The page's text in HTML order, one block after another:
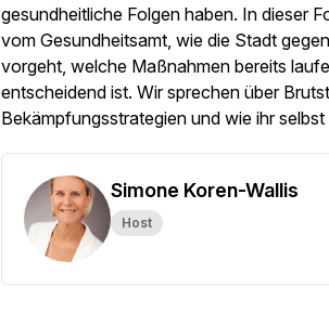
gesundheitliche Folgen haben. In dieser
vom Gesundheitsamt, wie die Stadt
vorgeht, welche Maßnahmen bereits
entscheidend ist. Wir sprechen über
Bekämpfungsstrategien und wie ihr
Simone Koren-Wallis
Host